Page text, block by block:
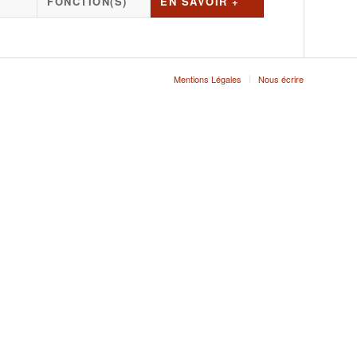
Mentions Légales Nous écrire